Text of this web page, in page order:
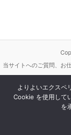
当サイトへのご質問、お
本サイトの記事・内容は クリエ
よりよいエクスペ
Cookie を使用して
を